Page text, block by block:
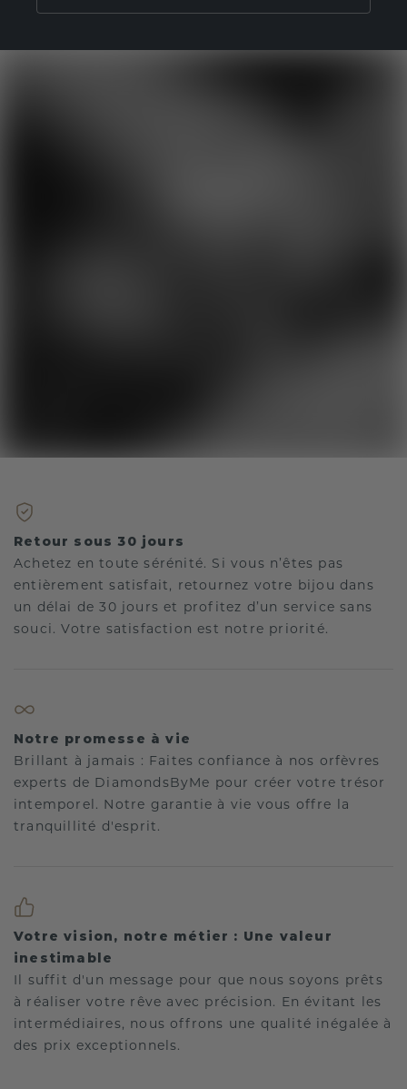
Retour sous 30 jours
Achetez en toute sérénité. Si vous n’êtes pas
entièrement satisfait, retournez votre bijou dans
un délai de 30 jours et profitez d’un service sans
souci. Votre satisfaction est notre priorité.
Notre promesse à vie
Brillant à jamais : Faites confiance à nos orfèvres
experts de DiamondsByMe pour créer votre trésor
intemporel. Notre garantie à vie vous offre la
tranquillité d'esprit.
Votre vision, notre métier : Une valeur
inestimable
Il suffit d'un message pour que nous soyons prêts
à réaliser votre rêve avec précision. En évitant les
intermédiaires, nous offrons une qualité inégalée à
des prix exceptionnels.